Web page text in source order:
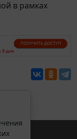
в рамках